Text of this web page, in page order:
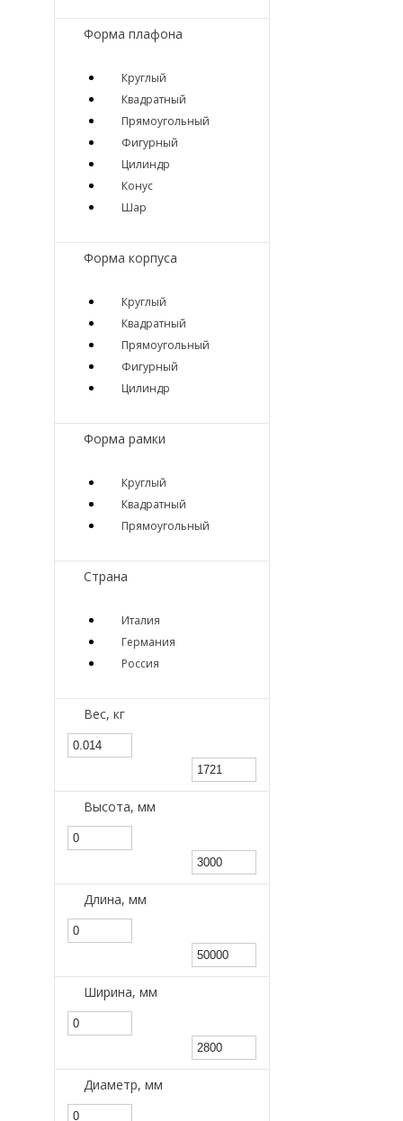
Форма плафона
Круглый
Квадратный
Прямоугольный
Фигурный
Цилиндр
Конус
Шар
Форма корпуса
Круглый
Квадратный
Прямоугольный
Фигурный
Цилиндр
Форма рамки
Круглый
Квадратный
Прямоугольный
Страна
Италия
Германия
Россия
Вес, кг
Высота, мм
Длина, мм
Ширина, мм
Диаметр, мм